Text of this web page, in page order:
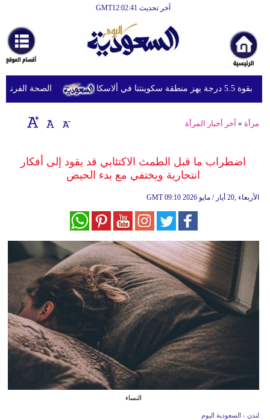
آخر تحديث GMT12:02:41
أخبارعاجلة
رياضة
ثقافة
إقتصاد
وموسيقى
سياحة
ديكور
أخبار
إعلام
الصحة الفرنسية سكوينتنا في ألاسكا
مرأة » آخر أخبار المرأة
اضطراب ما قبل الطمث الاكتئابي قد يقود إلى أفكار
انتحارية ويختفي مع بدء الحيض
GMT 09:10 2026 الأربعاء ,20 أيار / مايو
النساء
لندن - السعودية اليوم